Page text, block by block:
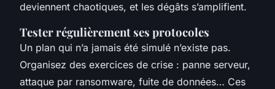
deviennent chaotiques, et les dégâts s’amplifient.
Tester régulièrement ses protocoles
Un plan qui n’a jamais été simulé n’existe pas.
Organisez des exercices de crise : panne serveur,
attaque par ransomware, fuite de données… Ces